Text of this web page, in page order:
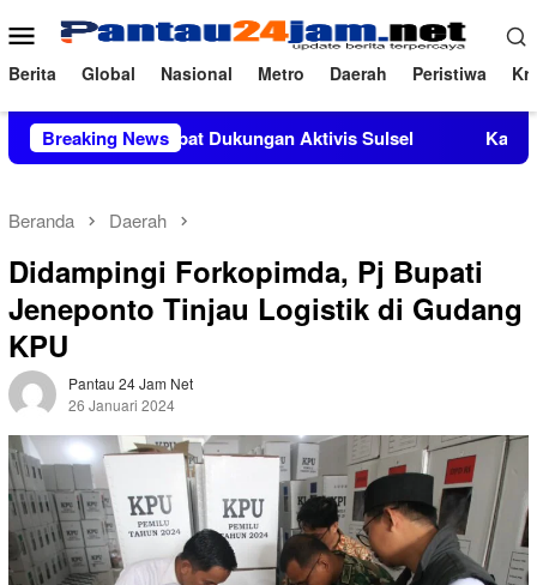
ke
konten
Menu
Mobile
Berita Global Nasional Metro Daerah Peristiwa
Breaking News
Mendapat Dukungan Aktivis Sulsel Kapolres
Beranda Daerah
Didampingi Forkopimda, Pj Bupati
Jeneponto Tinjau Logistik di Gudang
KPU
Pantau 24 Jam Net
26 Januari 2024